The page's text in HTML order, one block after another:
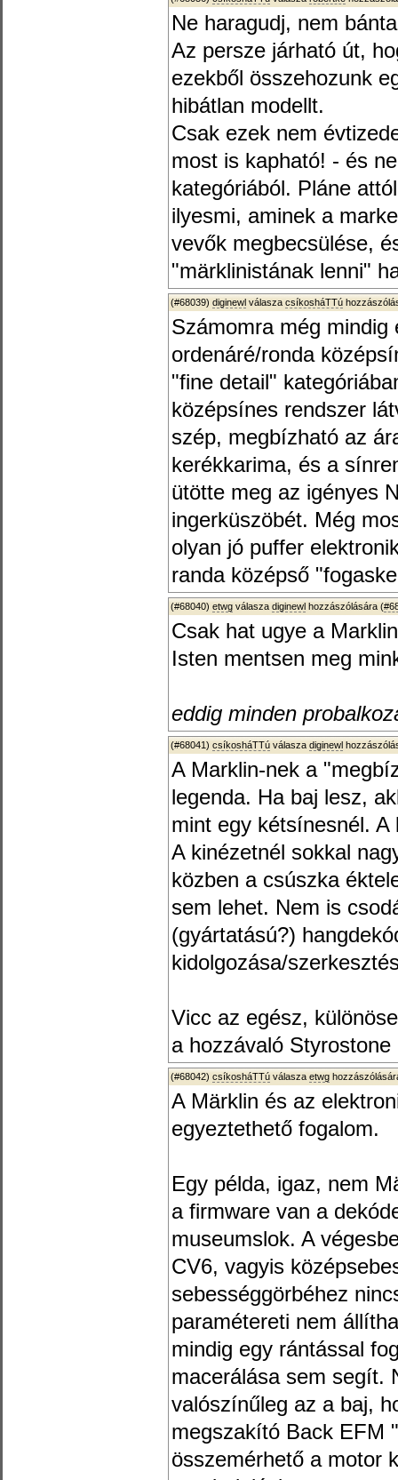
Ne haragudj, nem
Az persze járható út,
ezekből összehozunk
hibátlan modellt.
Csak ezek nem
most is kapható! - és
kategóriából. Pláne
ilyesmi, aminek a
vevők megbecsülése,
"märklinistának lenni"
(#68039) diginewl válasza csíkosháTTú
Számomra még
ordenáré/ronda
"fine detail"
középsínes rendszer
szép, megbízható az
kerékkarima, és a
ütötte meg az igényes
ingerküszöbét. Még
olyan jó puffer
randa középső
(#68040) etwg válasza diginewl hozzászólására (
Csak hat ugye a
Isten mentsen meg
eddig minden
(#68041) csíkosháTTú válasza diginewl
A Marklin-nek a
legenda. Ha baj lesz,
mint egy kétsínesnél. A
A kinézetnél sokkal
közben a csúszka
sem lehet. Nem is
(gyártatású?)
kidolgozása/
Vicc az egész,
a hozzávaló
(#68042) csíkosháTTú válasza etwg
A Märklin és az
egyeztethető fogalom.
Egy példa, igaz, nem
a firmware van a
museumslok. A
CV6, vagyis
sebességgörbéhez
paramétereti nem
mindig egy rántással
macerálása sem segít.
valószínűleg az a baj,
megszakító Back EFM
összemérhető a motor